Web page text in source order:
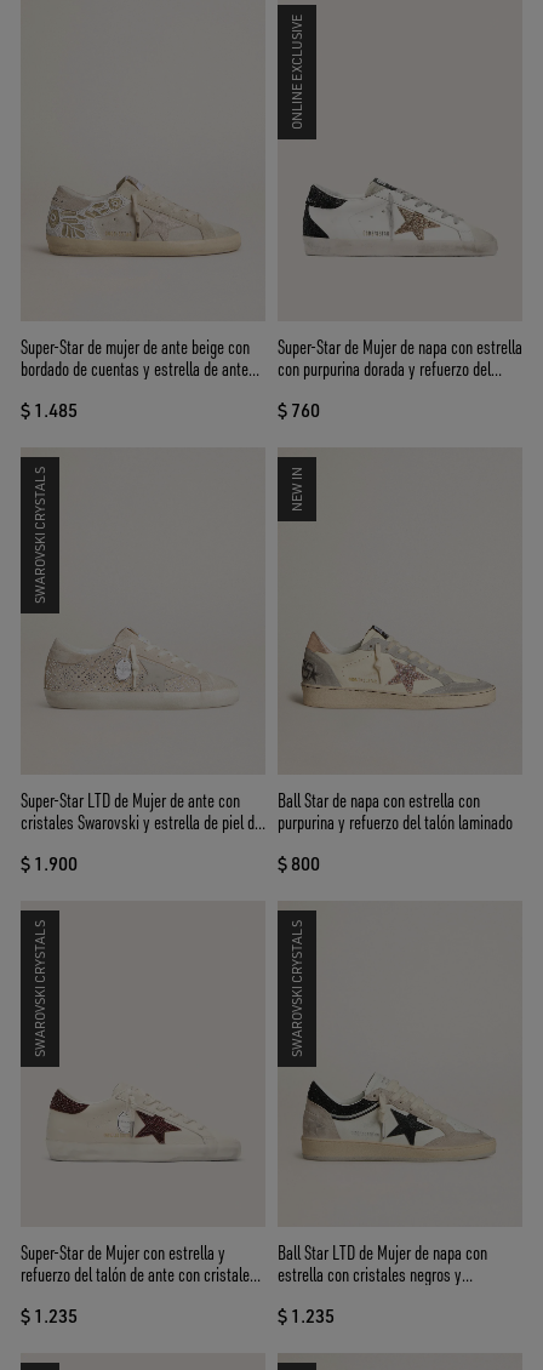
Super-Star de mujer de ante beige con
bordado de cuentas y estrella de ante
$ 1.485
ONLINE EXCLUSIVE
Super-Star de Mujer de napa con estrella
con purpurina dorada y refuerzo del
$ 760
SWAROVSKI CRYSTALS
Super-Star LTD de Mujer de ante con
cristales Swarovski y estrella de piel de
$ 1.900
NEW IN
Ball Star de napa con estrella con
purpurina y refuerzo del talón laminado
$ 800
SWAROVSKI CRYSTALS
Super-Star de Mujer con estrella y
refuerzo del talón de ante con cristales
$ 1.235
SWAROVSKI CRYSTALS
Ball Star LTD de Mujer de napa con
estrella con cristales negros y
$ 1.235